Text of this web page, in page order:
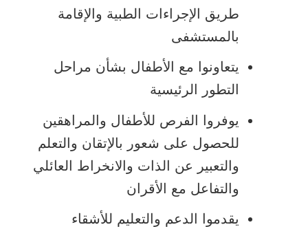
طريق الإجراءات الطبية والإقامة
بالمستشفى
يتعاونوا مع الأطفال بشأن مراحل
التطور الرئيسية
يوفروا الفرص للأطفال والمراهقين
للحصول على شعور بالإتقان والتعلم
والتعبير عن الذات والانخراط العائلي
والتفاعل مع الأقران
يقدموا الدعم والتعليم للأشقاء